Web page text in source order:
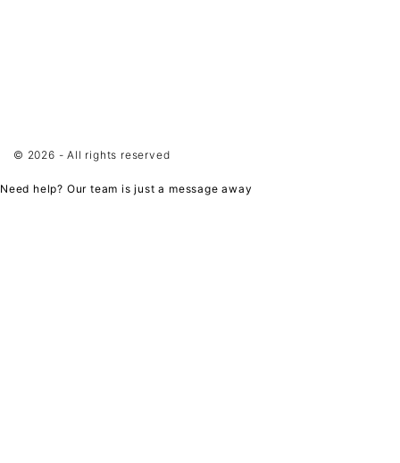
© 2026 - All rights reserved
Need help? Our team is just a message away